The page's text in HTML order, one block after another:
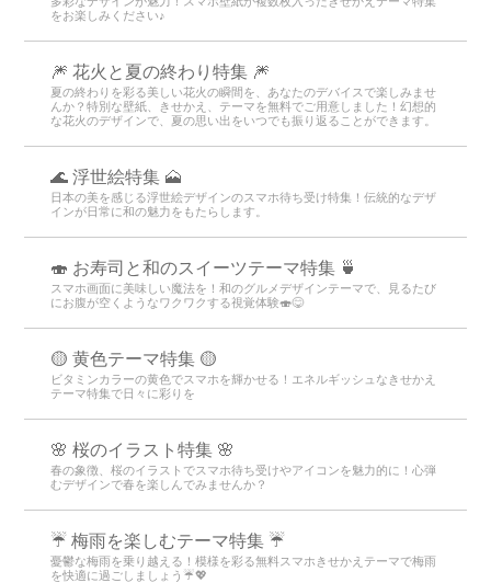
をお楽しみください♪
🎆 花火と夏の終わり特集 🎆
夏の終わりを彩る美しい花火の瞬間を、あなたのデバイスで楽しみませ
んか？特別な壁紙、きせかえ、テーマを無料でご用意しました！幻想的
な花火のデザインで、夏の思い出をいつでも振り返ることができます。
🌊 浮世絵特集 🗻
日本の美を感じる浮世絵デザインのスマホ待ち受け特集！伝統的なデザ
インが日常に和の魅力をもたらします。
🍣 お寿司と和のスイーツテーマ特集 🍵
スマホ画面に美味しい魔法を！和のグルメデザインテーマで、見るたび
にお腹が空くようなワクワクする視覚体験🍣😋
🟡 黄色テーマ特集 🟡
ビタミンカラーの黄色でスマホを輝かせる！エネルギッシュなきせかえ
テーマ特集で日々に彩りを
🌸 桜のイラスト特集 🌸
春の象徴、桜のイラストでスマホ待ち受けやアイコンを魅力的に！心弾
むデザインで春を楽しんでみませんか？
☔ 梅雨を楽しむテーマ特集 ☔
憂鬱な梅雨を乗り越える！模様を彩る無料スマホきせかえテーマで梅雨
を快適に過ごしましょう☔💖